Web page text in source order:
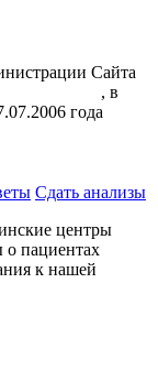
Сайта
, в
года
Сдать анализы
центры
пациентах
к нашей